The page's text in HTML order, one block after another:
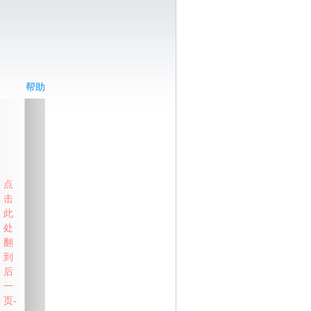
帮助
点
击
此
处
翻
到
后
一
页-